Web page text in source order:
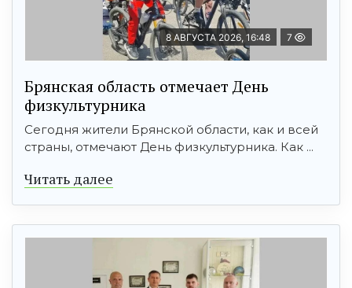
8 АВГУСТА 2026, 16:48 7
Брянская область отмечает День
физкультурника
Сегодня жители Брянской области, как и всей
страны, отмечают День физкультурника. Как ...
Читать далее